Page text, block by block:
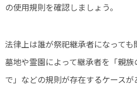
の使用規則を確認しましょう。
法律上は誰が祭祀継承者になっても
墓地や霊園によって継承者を「親
で」などの規則が存在するケースが